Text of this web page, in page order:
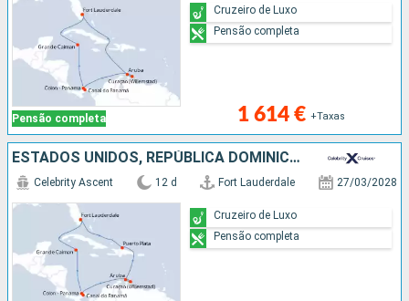
Pensão completa 1 614 € +Taxas
Cruzeiro de Luxo
Pensão completa
ESTADOS UNIDOS, REPÚBLICA DOMINICANA, ARUBA, PANAMA, CAIMÃO (ILHAS)
Celebrity Ascent 12 d Fort Lauderdale 27/03/2028
Cruzeiro de Luxo
Pensão completa